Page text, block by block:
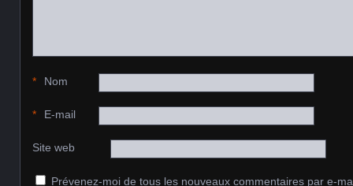
Nom
*
E-mail
*
Site web
Prévenez-moi de tous les nouveaux commentaires par e-